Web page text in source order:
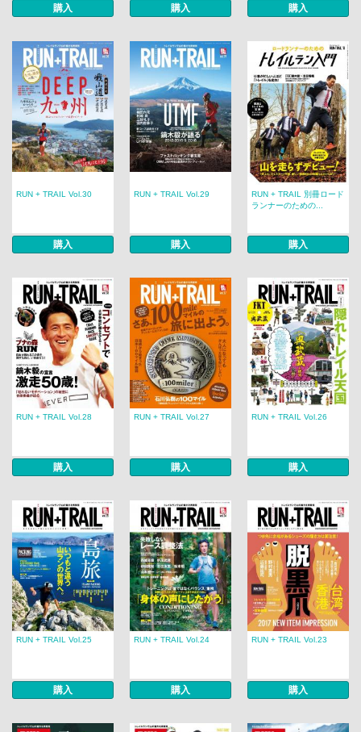
購入 購入 購入
RUN + TRAIL Vol.30
購入
RUN + TRAIL Vol.29
購入
RUN + TRAIL 別冊ロード
ランナーのための...
購入
RUN + TRAIL Vol.28
購入
RUN + TRAIL Vol.27
購入
RUN + TRAIL Vol.26
購入
RUN + TRAIL Vol.25
購入
RUN + TRAIL Vol.24
購入
RUN + TRAIL Vol.23
購入